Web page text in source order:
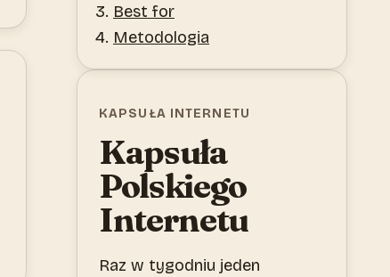
Best for
Metodologia
KAPSUŁA INTERNETU
Kapsuła
Polskiego
Internetu
Raz w tygodniu jeden